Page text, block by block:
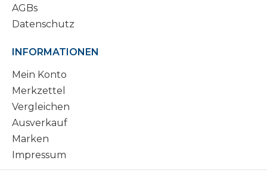
AGBs
Datenschutz
INFORMATIONEN
Mein Konto
Merkzettel
Vergleichen
Ausverkauf
Marken
Impressum